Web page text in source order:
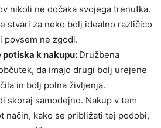
nikoli ne dočaka svojega trenutka.
stvari za neko bolj idealno različico
povsem ne zgodi.
potiska k nakupu: Družbena
da imajo drugi bolj urejene
in bolj polna življenja.
skoraj samodejno. Nakup v tem
način, kako se približati tej podobi,